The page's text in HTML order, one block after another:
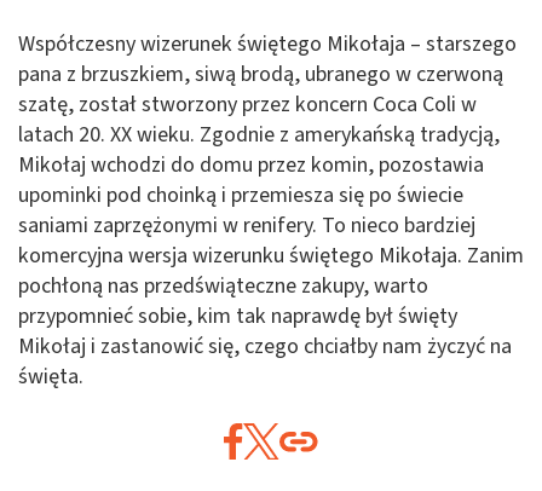
Współczesny wizerunek świętego Mikołaja – starszego
pana z brzuszkiem, siwą brodą, ubranego w czerwoną
szatę, został stworzony przez koncern Coca Coli w
latach 20. XX wieku. Zgodnie z amerykańską tradycją,
Mikołaj wchodzi do domu przez komin, pozostawia
upominki pod choinką i przemiesza się po świecie
saniami zaprzężonymi w renifery. To nieco bardziej
komercyjna wersja wizerunku świętego Mikołaja. Zanim
pochłoną nas przedświąteczne zakupy, warto
przypomnieć sobie, kim tak naprawdę był święty
Mikołaj i zastanowić się, czego chciałby nam życzyć na
święta.